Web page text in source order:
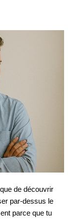
de découvrir
par-dessus le
parce que tu